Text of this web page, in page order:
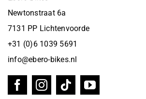
Newtonstraat 6a
7131 PP Lichtenvoorde
+31 (0)6 1039 5691
info@ebero-bikes.nl